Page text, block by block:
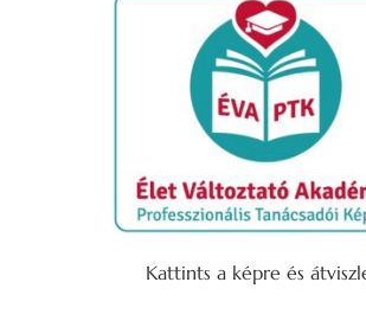
Kattints a képre és